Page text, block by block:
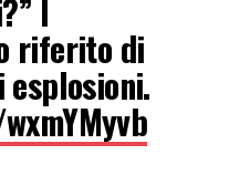
I
riferito di